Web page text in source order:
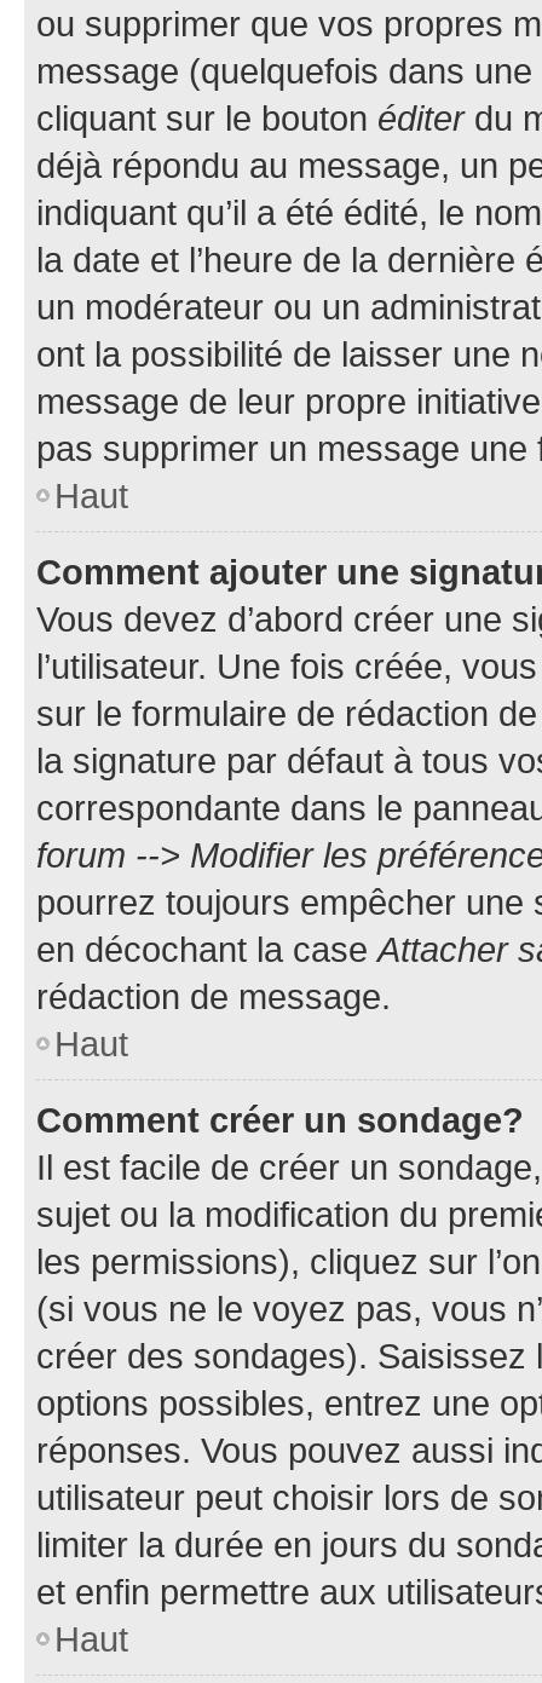
ou supprimer que vos propres
message (quelquefois dans
cliquant sur le bouton éditerdu
déjà répondu au message, un
indiquant qu’il a été édité, le
la date et l’heure de la dernière
un modérateur ou un
ont la possibilité de laisser une
message de leur propre
pas supprimer un message une
Haut
Comment ajouter une
Vous devez d’abord créer une
l’utilisateur. Une fois créée,
sur le formulaire de rédaction
la signature par défaut à tous
correspondante dans le
forum --> Modifier les
pourrez toujours empêcher une
en décochant la caseAttacher
rédaction de message.
Haut
Comment créer un sondage?
Il est facile de créer un
sujet ou la modification du
les permissions), cliquez sur
(si vous ne le voyez pas, vous
créer des sondages).
options possibles, entrez une
réponses. Vous pouvez aussi
utilisateur peut choisir lors de
limiter la durée en jours du
et enfin permettre aux
Haut